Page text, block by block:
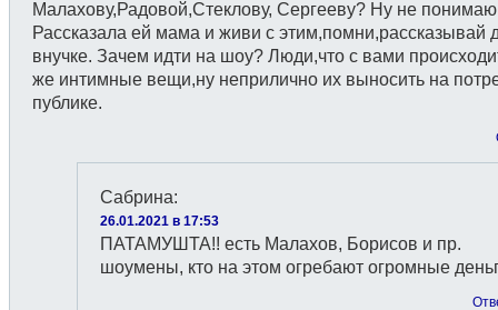
Малахову,Радовой,Стеклову, Сергееву? Ну не
Рассказала ей мама и живи с этим,помни,рассказывай
внучке. Зачем идти на шоу? Люди,что с вами
же интимные вещи,ну неприлично их выносить на
публике.
Сабрина:
26.01.2021 в 17:53
ПАТАМУШТА!! есть Малахов, Борисов и пр.
шоумены, кто на этом огребают огромные